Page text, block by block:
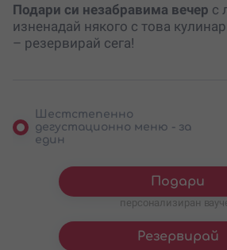
Подари си незабравима вечер с
изненадай някого с това
– резервирай сега!
Шестстепенно
дегустационно меню - за
един
Подари
персонализиран
Резервирай